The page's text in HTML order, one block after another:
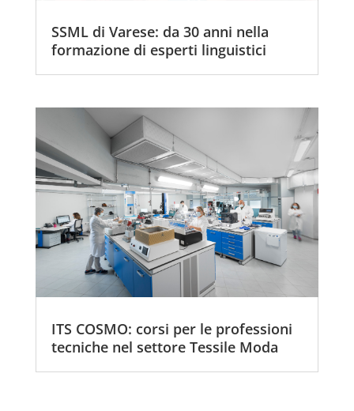
SSML di Varese: da 30 anni nella
formazione di esperti linguistici
ITS COSMO: corsi per le professioni
tecniche nel settore Tessile Moda